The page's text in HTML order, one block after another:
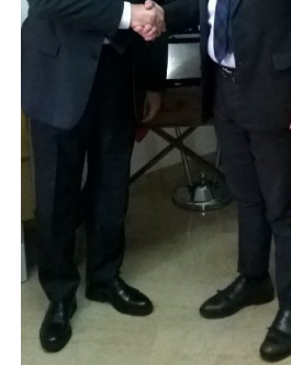
ENPACL
Previdenza
Enpacl
A.S.G.C.D.L.
Direttivo
A.S.G.C.D.L.
Documenti
ASGCDL
TIROCINANTI
Tirocinanti